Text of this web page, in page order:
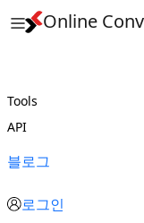
Online
Tools
API
블로그
로그인